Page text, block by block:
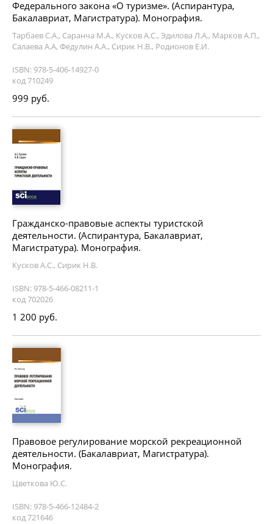
Федерального закона «О туризме». (Аспирантура,
Бакалавриат, Магистратура). Монография.
Тарбаев С.А., Саранча М.А., Кусков А.С., Эдилова Л.А., Марков А.П.,
Салаева А.А, Федулин А.А., Сирик Н.В., Родионов Е.И.
ISBN: 978-5-406-14927-0
код 710249
999 руб.
Гражданско-правовые аспекты туристской
деятельности. (Аспирантура, Бакалавриат,
Магистратура). Монография.
Кусков А.С., Сирик Н.В.
ISBN: 978-5-466-08211-1
код 702026
1 200 руб.
Правовое регулирование морской рекреационной
деятельности. (Бакалавриат, Магистратура).
Монография.
Цветкова Ю.С.
ISBN: 978-5-466-12484-2
код 721646